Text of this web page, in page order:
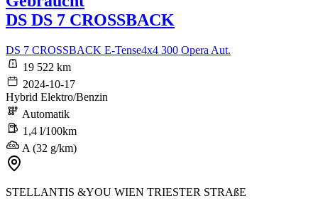
DS DS 7 CROSSBACK
DS 7 CROSSBACK E-Tense4x4 300 Opera Aut.
19 522 km
2024-10-17
Hybrid Elektro/Benzin
Automatik
1,4 l/100km
A (32 g/km)
STELLANTIS &YOU WIEN TRIESTER STRAßE